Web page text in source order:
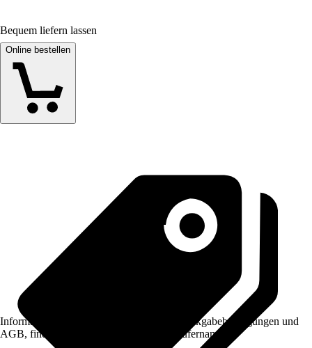
Bequem liefern lassen
Online bestellen
Informationen des Verkäufers, wie z. B. Rückgabebedingungen und
AGB, finden Sie bei Klick auf den Verkäufernamen.